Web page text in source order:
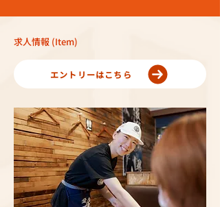
求人情報 (Item)
エントリーはこちら